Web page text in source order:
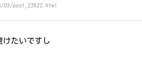
post_22622.html
けたいですし